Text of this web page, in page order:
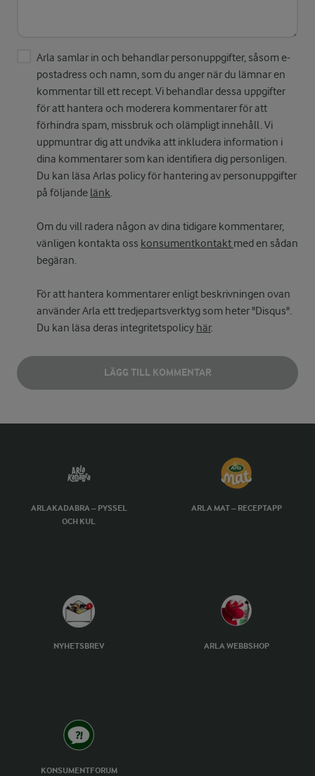
Arla samlar in och behandlar personuppgifter, såsom e-
postadress och namn, som du anger när du lämnar en
kommentar till ett recept. Vi behandlar dessa uppgifter
för att hantera och moderera kommentarer för att
förhindra spam, missbruk och olämpligt innehåll. Vi
uppmuntrar dig att undvika att inkludera information i
dina kommentarer som kan identifiera dig personligen.
Du kan läsa Arlas policy för hantering av personuppgifter
på följande länk.
Om du vill radera någon av dina tidigare kommentarer,
vänligen kontakta oss konsumentkontakt med en sådan
begäran.
För att hantera kommentarer enligt beskrivningen ovan
använder Arla ett tredjepartsverktyg som heter "Disqus".
Du kan läsa deras integritetspolicy här.
LÄGG TILL KOMMENTAR
ARLAKADABRA – PYSSEL
OCH KUL
ARLA MAT – RECEPTAPP
NYHETSBREV ARLA WEBBSHOP
KONSUMENTFORUM